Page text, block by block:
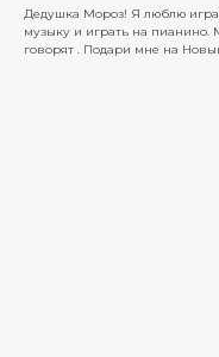
Дедушка Мороз! Я люблю
музыку и играть на пианино.
говорят . Подари мне на